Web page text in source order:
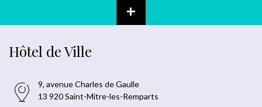
+
Hôtel de Ville
9, avenue Charles de Gaulle
13 920 Saint-Mitre-les-Remparts